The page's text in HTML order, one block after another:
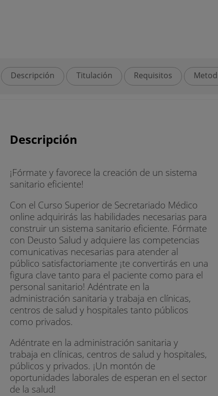
Descripción Titulación Requisitos
Descripción
¡Fórmate y favorece la creación de un sistema
sanitario eficiente!
Con el Curso Superior de Secretariado Médico
online adquirirás las habilidades necesarias para
construir un sistema sanitario eficiente. Fórmate
con Deusto Salud y adquiere las competencias
comunicativas necesarias para atender al
público satisfactoriamente ¡te convertirás en una
figura clave tanto para el paciente como para el
personal sanitario! Adéntrate en la
administración sanitaria y trabaja en clínicas,
centros de salud y hospitales tanto públicos
como privados.
Adéntrate en la administración sanitaria y
trabaja en clínicas, centros de salud y hospitales,
públicos y privados. ¡Un montón de
oportunidades laborales de esperan en el sector
de la salud!